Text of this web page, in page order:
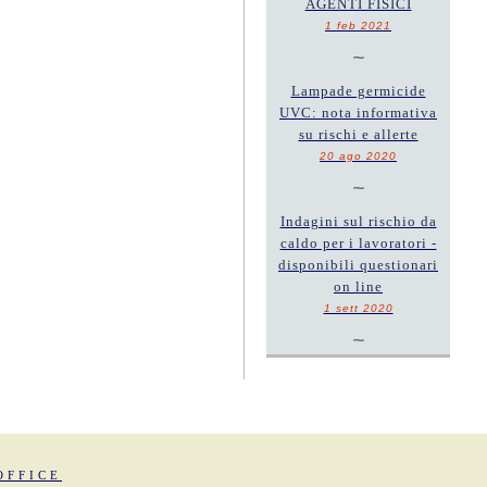
AGENTI FISICI
1 feb 2021
~
Lampade germicide
UVC: nota informativa
su rischi e allerte
20 ago 2020
~
Indagini sul rischio da
caldo per i lavoratori -
disponibili questionari
on line
1 sett 2020
~